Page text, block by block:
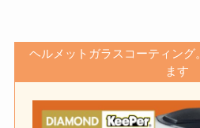
ヘルメットガラスコーティング
ます